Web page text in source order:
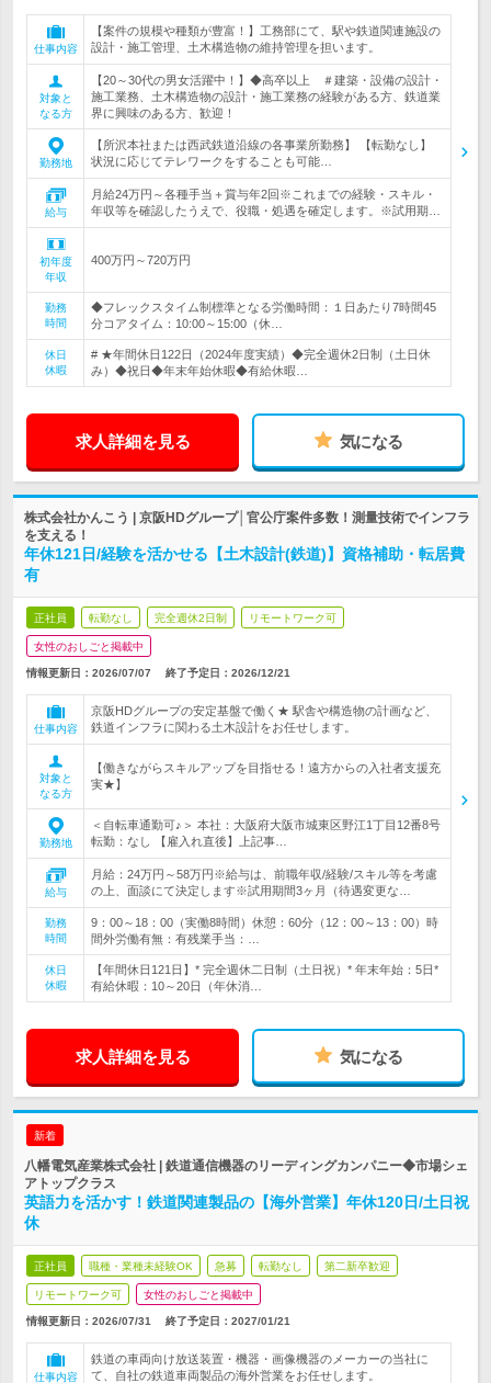
仕事内容
【案件の規模や種類が豊富！】工務部にて、駅や鉄道関連施設の
設計・施工管理、土木構造物の維持管理を担います。
対象と
なる方
【20～30代の男女活躍中！】◆高卒以上 ＃建築・設備の設計・
施工業務、土木構造物の設計・施工業務の経験がある方、鉄道業
界に興味のある方、歓迎！
勤務地
【所沢本社または西武鉄道沿線の各事業所勤務】 【転勤なし】
状況に応じてテレワークをすることも可能…
給与
月給24万円～各種手当＋賞与年2回※これまでの経験・スキル・
年収等を確認したうえで、役職・処遇を確定します。※試用期…
初年度
年収
400万円～720万円
勤務
時間
◆フレックスタイム制標準となる労働時間：１日あたり7時間45
分コアタイム：10:00～15:00（休…
休日
休暇
# ★年間休日122日（2024年度実績）◆完全週休2日制（土日休
み）◆祝日◆年末年始休暇◆有給休暇…
求人詳細を見る 気になる
株式会社かんこう | 京阪HDグループ│官公庁案件多数！測量技術でインフラ
を支える！
年休121日/経験を活かせる【土木設計(鉄道)】資格補助・転居費
有
正社員 転勤なし 完全週休2日制 リモートワーク可
女性のおしごと掲載中
情報更新日：2026/07/07 終了予定日： 2026/12/21
仕事内容
京阪HDグループの安定基盤で働く★ 駅舎や構造物の計画など、
鉄道インフラに関わる土木設計をお任せします。
対象と
なる方
【働きながらスキルアップを目指せる！遠方からの入社者支援充
実★】
勤務地
＜自転車通勤可♪＞ 本社：大阪府大阪市城東区野江1丁目12番8号
転勤：なし 【雇入れ直後】上記事…
給与
月給：24万円～58万円※給与は、前職年収/経験/スキル等を考慮
の上、面談にて決定します※試用期間3ヶ月（待遇変更な…
勤務
時間
9：00～18：00（実働8時間）休憩：60分（12：00～13：00）時
間外労働有無：有残業手当：…
休日
休暇
【年間休日121日】* 完全週休二日制（土日祝）* 年末年始：5日*
有給休暇：10～20日（年休消…
求人詳細を見る 気になる
新着
八幡電気産業株式会社 | 鉄道通信機器のリーディングカンパニー◆市場シェ
アトップクラス
英語力を活かす！鉄道関連製品の【海外営業】年休120日/土日祝
休
正社員 職種・業種未経験OK 急募 転勤なし 第二新卒歓迎
リモートワーク可 女性のおしごと掲載中
情報更新日：2026/07/31 終了予定日： 2027/01/21
仕事内容
鉄道の車両向け放送装置・機器・画像機器のメーカーの当社に
て、自社の鉄道車両製品の海外営業をお任せします。